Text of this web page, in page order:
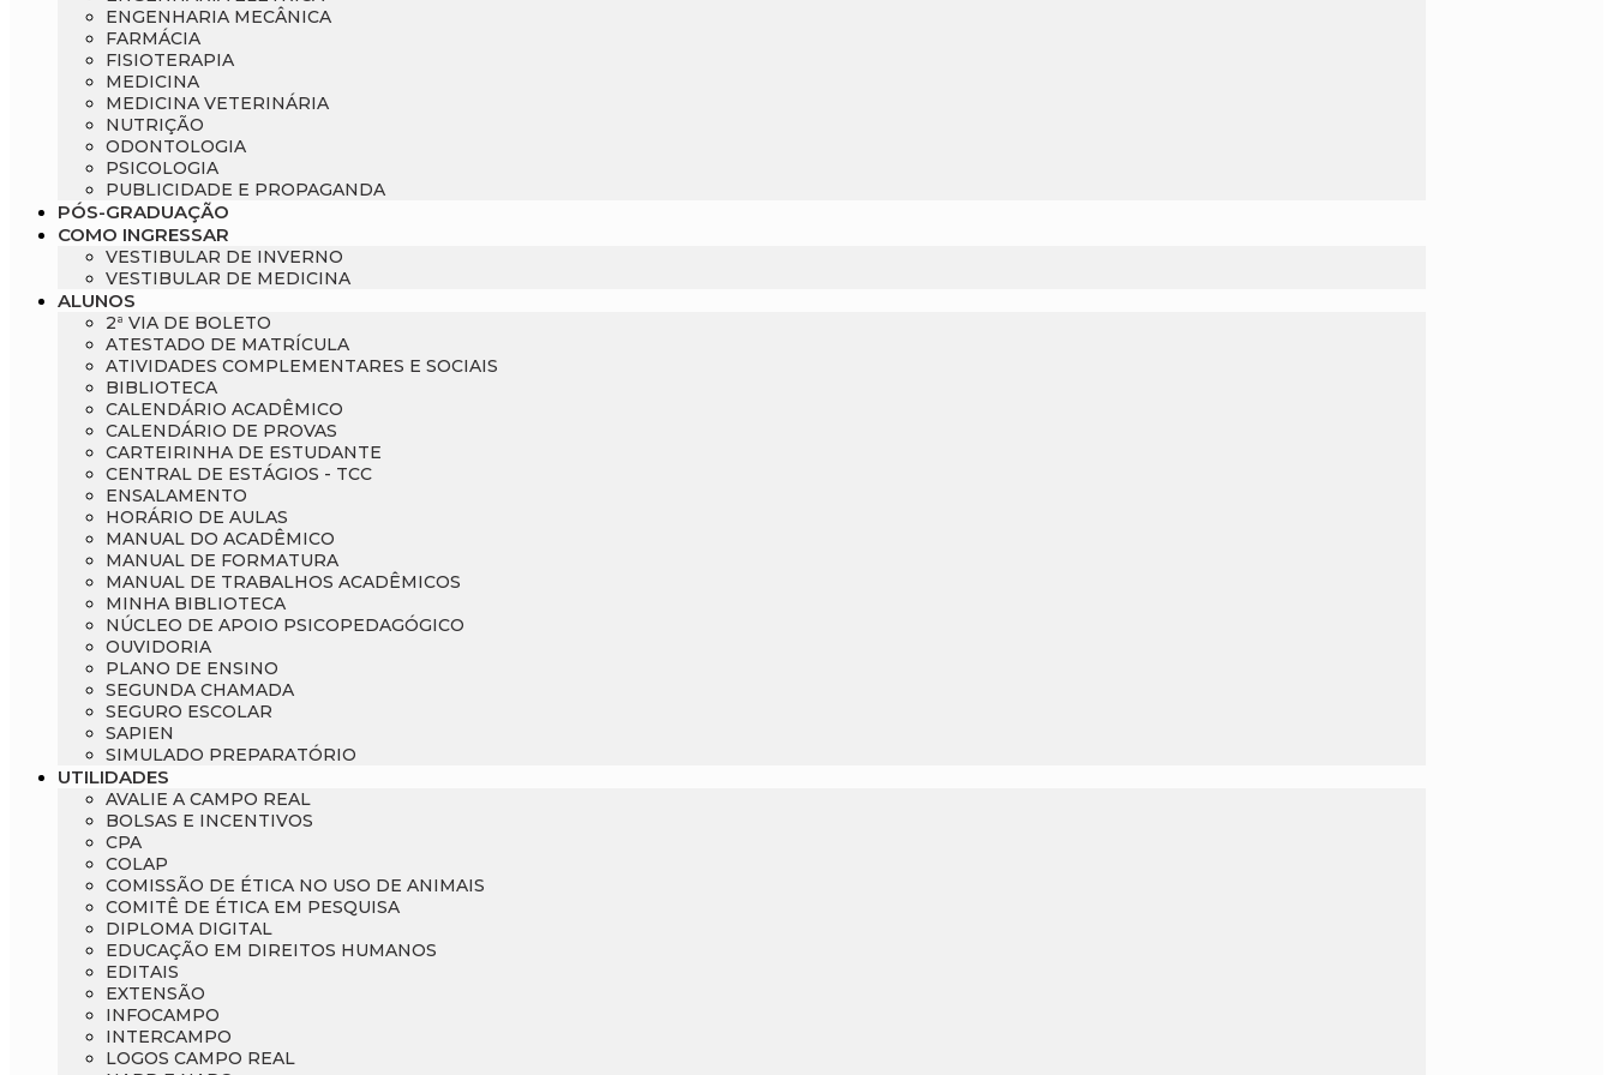
ENGENHARIA MECÂNICA
FARMÁCIA
FISIOTERAPIA
MEDICINA
MEDICINA VETERINÁRIA
NUTRIÇÃO
ODONTOLOGIA
PSICOLOGIA
PUBLICIDADE E PROPAGANDA
PÓS-GRADUAÇÃO
COMO INGRESSAR
VESTIBULAR DE INVERNO
VESTIBULAR DE MEDICINA
ALUNOS
2ª VIA DE BOLETO
ATESTADO DE MATRÍCULA
ATIVIDADES COMPLEMENTARES E SOCIAIS
BIBLIOTECA
CALENDÁRIO ACADÊMICO
CALENDÁRIO DE PROVAS
CARTEIRINHA DE ESTUDANTE
CENTRAL DE ESTÁGIOS - TCC
ENSALAMENTO
HORÁRIO DE AULAS
MANUAL DO ACADÊMICO
MANUAL DE FORMATURA
MANUAL DE TRABALHOS ACADÊMICOS
MINHA BIBLIOTECA
NÚCLEO DE APOIO PSICOPEDAGÓGICO
OUVIDORIA
PLANO DE ENSINO
SEGUNDA CHAMADA
SEGURO ESCOLAR
SAPIEN
SIMULADO PREPARATÓRIO
UTILIDADES
AVALIE A CAMPO REAL
BOLSAS E INCENTIVOS
CPA
COLAP
COMISSÃO DE ÉTICA NO USO DE ANIMAIS
COMITÊ DE ÉTICA EM PESQUISA
DIPLOMA DIGITAL
EDUCAÇÃO EM DIREITOS HUMANOS
EDITAIS
EXTENSÃO
INFOCAMPO
INTERCAMPO
LOGOS CAMPO REAL
Engenharia de Software
Engenharia Elétrica
Engenharia Mecânica
Farmácia
Fisioterapia
Medicina
Medicina Veterinária
Nutrição
Odontologia
Psicologia
Publicidade e Propaganda
Ensalamento
Horário de Aulas
Manual do Acadêmico
Manual de Formatura
Manual de Trabalhos Acadêmicos
Minha Biblioteca
Núcleo de Apoio Psicopedagógico
Ouvidoria
Plano de Ensino
Segunda Chamada
Seguro Escolar
Simulado Preparatório
Extensão
Infocampo
Intercampo
Logos Campo Real
NAPP e NAPC
Portal do Egresso
Portal do RH
Programa de Monitoria
Publicações Científicas
Revistas Campo Real
WhatsApp Campo Real